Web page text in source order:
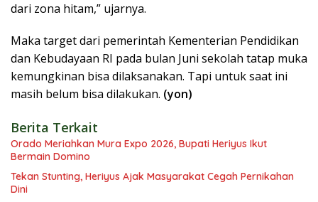
dari zona hitam,” ujarnya.
Maka target dari pemerintah Kementerian Pendidikan
dan Kebudayaan RI pada bulan Juni sekolah tatap muka
kemungkinan bisa dilaksanakan. Tapi untuk saat ini
masih belum bisa dilakukan. (yon)
Berita Terkait
Orado Meriahkan Mura Expo 2026, Bupati Heriyus Ikut
Bermain Domino
Tekan Stunting, Heriyus Ajak Masyarakat Cegah Pernikahan
Dini